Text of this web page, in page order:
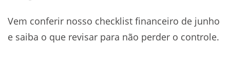
Vem conferir nosso checklist financeiro de junho
e saiba o que revisar para não perder o controle.